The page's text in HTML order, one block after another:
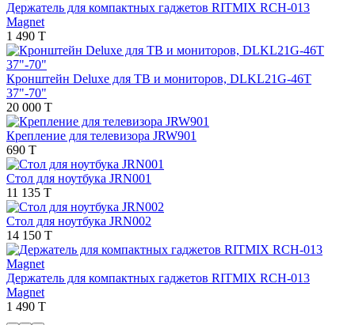
Держатель для компактных гаджетов RITMIX RCH-013
Magnet
1 490 T
Кронштейн Deluxe для ТВ и мониторов, DLKL21G-46T
37"-70"
20 000 T
Крепление для телевизора JRW901
690 T
Стол для ноутбука JRN001
11 135 T
Стол для ноутбука JRN002
14 150 T
Держатель для компактных гаджетов RITMIX RCH-013
Magnet
1 490 T